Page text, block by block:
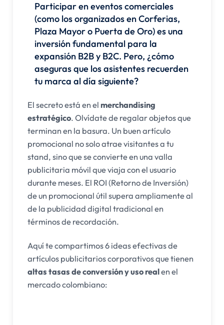
Participar en eventos comerciales
(como los organizados en Corferias,
Plaza Mayor o Puerta de Oro) es una
inversión fundamental para la
expansión B2B y B2C. Pero, ¿cómo
aseguras que los asistentes recuerden
tu marca al día siguiente?
El secreto está en el merchandising
estratégico. Olvídate de regalar objetos que
terminan en la basura. Un buen artículo
promocional no solo atrae visitantes a tu
stand, sino que se convierte en una valla
publicitaria móvil que viaja con el usuario
durante meses. El ROI (Retorno de Inversión)
de un promocional útil supera ampliamente al
de la publicidad digital tradicional en
términos de recordación.
Aquí te compartimos 6 ideas efectivas de
artículos publicitarios corporativos que tienen
altas tasas de conversión y uso realen el
mercado colombiano: